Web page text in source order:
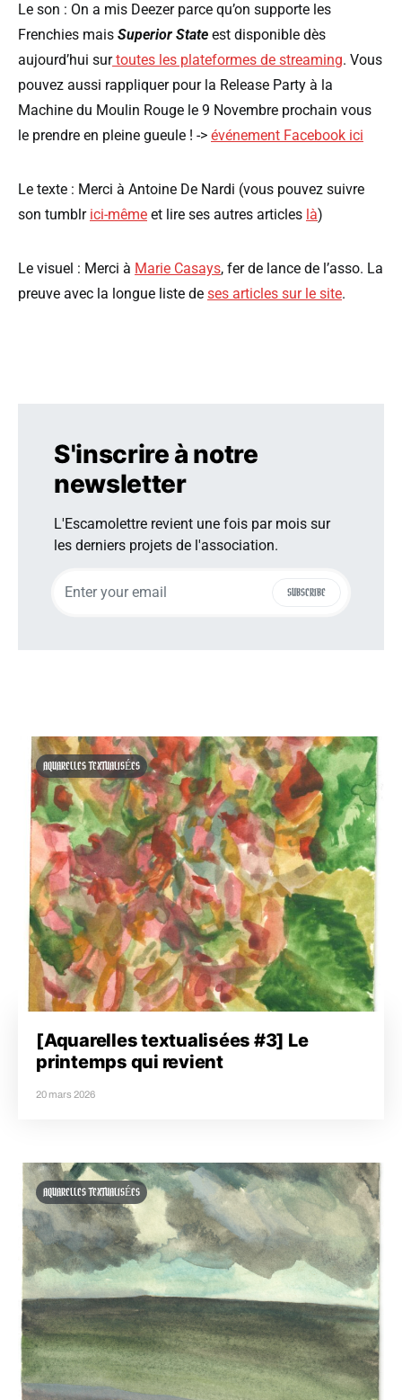
Le son : On a mis Deezer parce qu’on supporte les
Frenchies mais Superior State est disponible dès
aujourd’hui surtoutes les plateformes de streaming. Vous
pouvez aussi rappliquer pour la Release Party à la
Machine du Moulin Rouge le 9 Novembre prochain vous
le prendre en pleine gueule ! -> événement Facebook ici
Le texte : Merci à Antoine De Nardi (vous pouvez suivre
son tumblr ici-même et lire ses autres articles là)
Le visuel : Merci à Marie Casays, fer de lance de l’asso. La
preuve avec la longue liste de ses articles sur le site.
S'inscrire à notre
newsletter
L'Escamolettre revient une fois par mois sur
les derniers projets de l'association.
SUBSCRIBE
AQUARELLES TEXTUALISÉES
[Aquarelles textualisées #3] Le
printemps qui revient
20 mars 2026
AQUARELLES TEXTUALISÉES